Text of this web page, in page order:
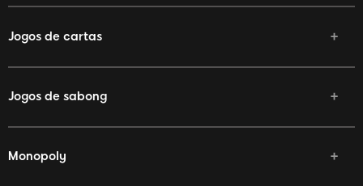
Jogos de cartas
Jogos de sabong
Monopoly